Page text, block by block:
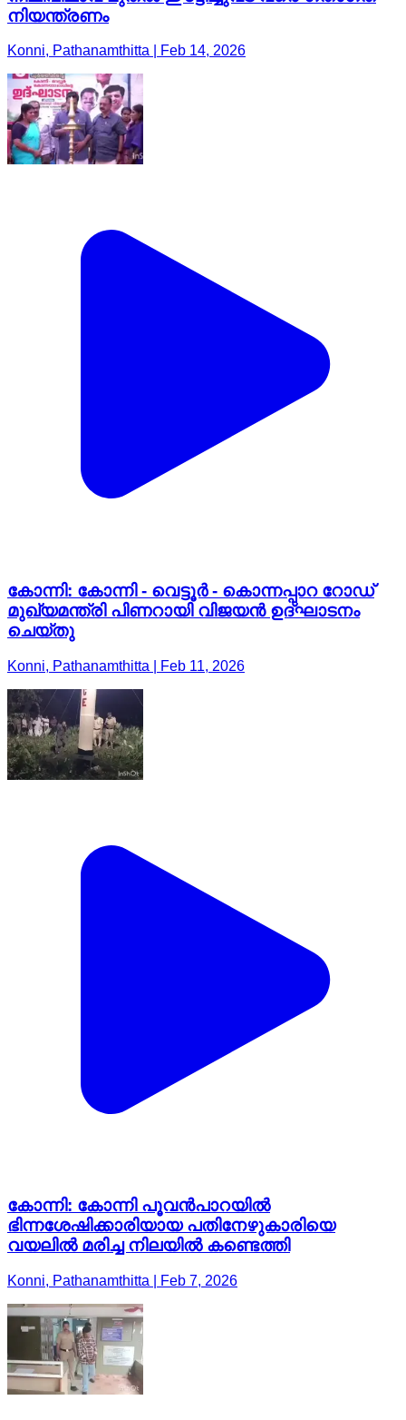
നിയന്ത്രണം
Konni, Pathanamthitta | Feb 14, 2026
കോന്നി: കോന്നി - വെട്ടൂർ - കൊന്നപ്പാറ റോഡ്
മുഖ്യമന്ത്രി പിണറായി വിജയൻ ഉദ്ഘാടനം
ചെയ്തു
Konni, Pathanamthitta | Feb 11, 2026
കോന്നി: കോന്നി പൂവൻപാറയിൽ
ഭിന്നശേഷിക്കാരിയായ പതിനേഴുകാരിയെ
വയലിൽ മരിച്ച നിലയിൽ കണ്ടെത്തി
Konni, Pathanamthitta | Feb 7, 2026